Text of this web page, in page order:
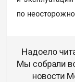
по
Надоело
Мы собрали
новости